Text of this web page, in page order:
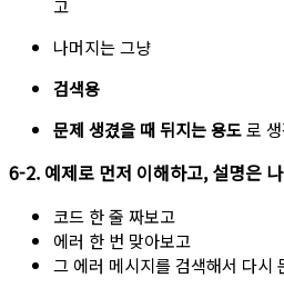
고
나머지는 그냥
검색용
문제 생겼을 때 뒤지는 용도로
6-2. 예제로 먼저 이해하고, 설명은
코드 한 줄 짜보고
에러 한 번 맞아보고
그 에러 메시지를 검색해서 다시